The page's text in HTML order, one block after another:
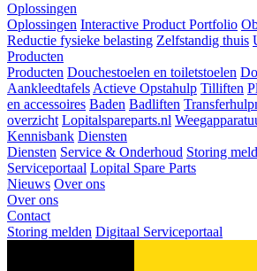
Oplossingen
Oplossingen Interactive Product Portfolio
Reductie fysieke belasting Zelfstandig thuis
Producten
Producten Douchestoelen en toiletstoelen
Aankleedtafels Actieve Opstahulp Tilliften
en accessoires Baden Badliften
overzicht Lopitalspareparts.nl
Kennisbank Diensten
Diensten Service & Onderhoud Storing
Serviceportaal Lopital Spare Parts
Nieuws Over ons
Over ons
Contact
Storing melden Digitaal Serviceportaal